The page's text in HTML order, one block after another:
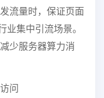
流量时，保证页面
业集中引流场景。
少服务器算力消
问